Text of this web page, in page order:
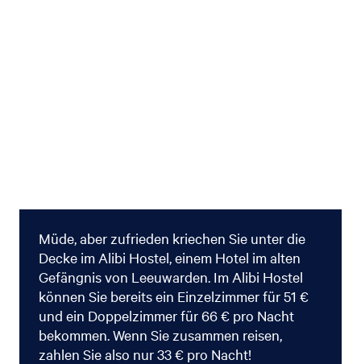
Müde, aber zufrieden kriechen Sie unter die
Decke im Alibi Hostel, einem Hotel im alten
Gefängnis von Leeuwarden. Im Alibi Hostel
können Sie bereits ein Einzelzimmer für 51 €
und ein Doppelzimmer für 66 € pro Nacht
bekommen. Wenn Sie zusammen reisen,
zahlen Sie also nur 33 € pro Nacht!